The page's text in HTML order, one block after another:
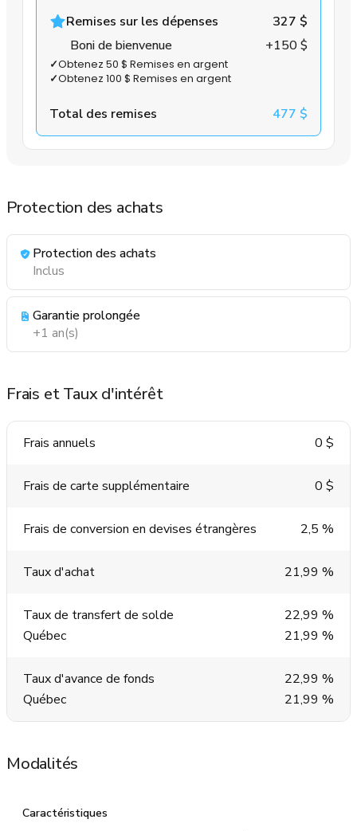
Remises sur les dépenses
327 $
Boni de bienvenue
+150 $
✓Obtenez 50 $ Remises en argent
✓Obtenez 100 $ Remises en argent
Total des remises 477 $
Protection des achats
Protection des achats
Inclus
Garantie prolongée
+1 an(s)
Frais et Taux d'intérêt
Frais annuels 0 $
Frais de carte supplémentaire 0 $
Frais de conversion en devises étrangères 2,5 %
Taux d'achat 21,99 %
Taux de transfert de solde
22,99 %
Québec
21,99 %
Taux d'avance de fonds
22,99 %
Québec
21,99 %
Modalités
Caractéristiques